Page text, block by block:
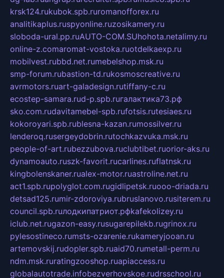
krsk124.rukubok.spb.ruromanofforex.ru
analitikaplus.ruspyonline.ruzosikamery.ru
sloboda-ural.pp.ruAUTO-COM.SUhohota.netalimy.ru
online-z.comaromat-vostoka.ruotdelkaexp.ru
mobilvest.rubbd.net.rumebelshop.msk.ru
smp-forum.rubastion-td.rukosmoscreative.ru
avrmotors.ruart-galadesign.rutiffany-c.ru
ecostep-samara.rud-p.spb.ruгалактика73.рф
sko.com.rudavitamebel-spb.rufotsis.rutesiaes.ru
kokoroyari.spb.rublesna-kazan.rumossilver.ru
lenderoq.rusergeydobrin.rutochkazvuka.msk.ru
people-of-art.rubezzubova.ruclubtibet.ruorior-aks.ru
dynamoauto.ruszk-favorit.rucarlines.ruflatnsk.ru
kingbolenskaner.rualex-motor.ruastroline.net.ru
act1.spb.rupolyglot.com.rugidlipetsk.ruooo-driada.ru
detsad125.rumir-zdoroviya.rubruslanovo.rusiterem.ru
council.spb.ruлодкипатриот.рфkafekolizey.ru
iclub.net.rugazon-easy.rusugarepilekb.rugrinox.ru
pylesostineco.rumsts-ozarenie.rukameryjooan.ru
artemovskij.rudopler.spb.ruaid70.rumetall-perm.ru
ndm.msk.ruratingzooshop.ruapiaccess.ru
globalautotrade.infobezverhovskoe.rudrsschool.ru